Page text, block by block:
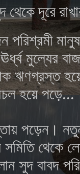
দূরে
মুল্যের
ঋণগ্রস্ত
হয়ে পড়ে...
পড়েন।
থেকে
সুদ বাবদ